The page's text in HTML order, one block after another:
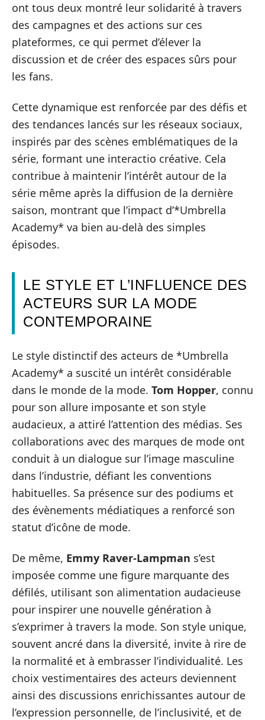
ont tous deux montré leur solidarité à travers
des campagnes et des actions sur ces
plateformes, ce qui permet d’élever la
discussion et de créer des espaces sûrs pour
les fans.
Cette dynamique est renforcée par des défis et
des tendances lancés sur les réseaux sociaux,
inspirés par des scènes emblématiques de la
série, formant une interactio créative. Cela
contribue à maintenir l’intérêt autour de la
série même après la diffusion de la dernière
saison, montrant que l’impact d’*Umbrella
Academy* va bien au-delà des simples
épisodes.
LE STYLE ET L’INFLUENCE DES
ACTEURS SUR LA MODE
CONTEMPORAINE
Le style distinctif des acteurs de *Umbrella
Academy* a suscité un intérêt considérable
dans le monde de la mode. Tom Hopper, connu
pour son allure imposante et son style
audacieux, a attiré l’attention des médias. Ses
collaborations avec des marques de mode ont
conduit à un dialogue sur l’image masculine
dans l’industrie, défiant les conventions
habituelles. Sa présence sur des podiums et
des évènements médiatiques a renforcé son
statut d’icône de mode.
De même, Emmy Raver-Lampman s’est
imposée comme une figure marquante des
défilés, utilisant son alimentation audacieuse
pour inspirer une nouvelle génération à
s’exprimer à travers la mode. Son style unique,
souvent ancré dans la diversité, invite à rire de
la normalité et à embrasser l’individualité. Les
choix vestimentaires des acteurs deviennent
ainsi des discussions enrichissantes autour de
l’expression personnelle, de l’inclusivité, et de